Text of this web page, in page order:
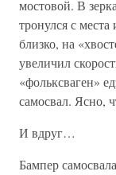
мостовой. В
тронулся с
близко, на
увеличил
«фольксваген»
самосвал. Ясно,
И вдруг…
Бампер